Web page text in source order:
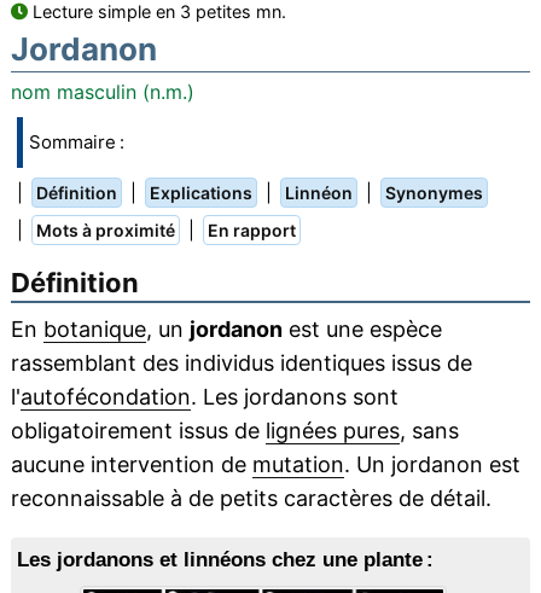
Lecture simple en 3 petites mn.
Jordanon
nom masculin (n.m.)
Sommaire :
Définition Explications Linnéon Synonymes
Mots à proximité En rapport
Définition
En botanique, un jordanonest une espèce
rassemblant des individus identiques issus de
l'autofécondation. Les jordanons sont
obligatoirement issus de lignées pures, sans
aucune intervention de mutation. Un jordanon est
reconnaissable à de petits caractères de détail.
Les jordanons et linnéons chez une plante :